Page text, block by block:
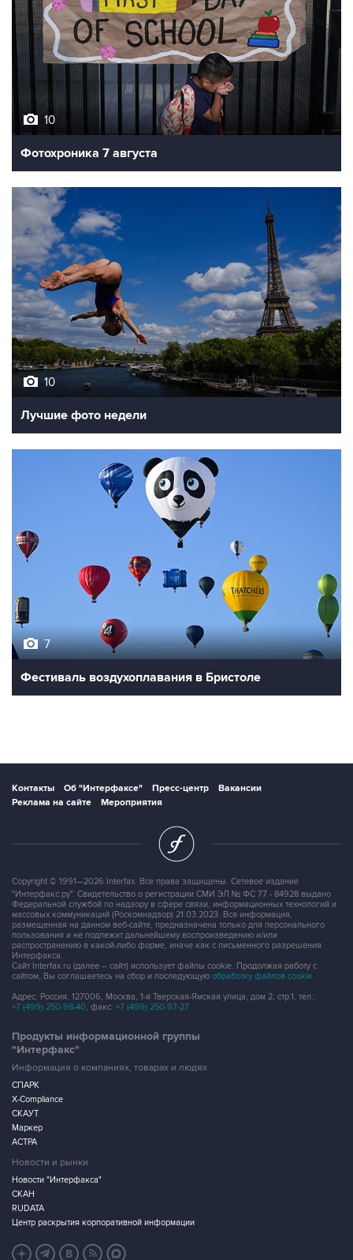
10
Фотохроника 7 августа
10
Лучшие фото недели
7
Фестиваль воздухоплавания в Бристоле
Контакты Об "Интерфаксе" Пресс-центр
Вакансии
Реклама на сайте
Мероприятия
Copyright © 1991—2026 Interfax. Все права защищены. Сетевое издание
"Интерфакс.ру". Свидетельство о регистрации СМИ ЭЛ № ФС 77 - 84928 выдано
Федеральной службой по надзору в сфере связи, информационных технологий и
массовых коммуникаций (Роскомнадзор) 21.03.2023. Вся информация,
размещенная на данном веб-сайте, предназначена только для персонального
пользования и не подлежит дальнейшему воспроизведению и/или
распространению в какой-либо форме, иначе как с письменного разрешения
Интерфакса.
Сайт Interfax.ru (далее – сайт) использует файлы cookie. Продолжая работу с
сайтом, Вы соглашаетесь на сбор и последующую обработку файлов cookie
Адрес: Россия, 127006, Москва, 1-я Тверская-Ямская улица, дом 2, стр.1, тел.:
+7 (499) 250-98-40 , факс: +7 (499) 250-97-27
Продукты информационной группы
"Интерфакс"
Информация о компаниях, товарах и людях
СПАРК
X-Compliance
СКАУТ
Маркер
АСТРА
Новости и рынки
Новости "Интерфакса"
СКАН
RUDATA
Центр раскрытия корпоративной информации